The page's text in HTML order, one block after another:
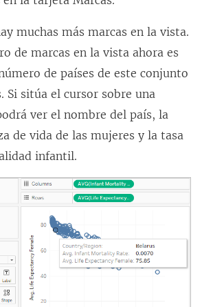
muchas más marcas en la vista.
de marcas en la vista ahora es
de países de este conjunto
Si sitúa el cursor sobre una
ver el nombre del país, la
de vida de las mujeres y la tasa
infantil.